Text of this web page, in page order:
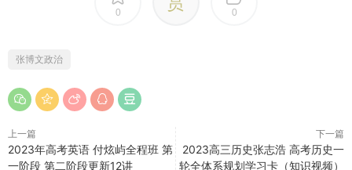
0 0
张博文政治
上一篇
2023年高考英语 付炫屿全程班 第
一阶段 第二阶段更新12讲
下一篇
2023高三历史张志浩 高考历史一
轮全体系规划学习卡（知识视频）